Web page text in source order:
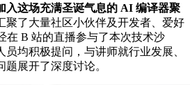
入这场充满圣诞气息的 AI 编译器聚
聚了大量社区小伙伴及开发者、爱好
在 B 站的直播参与了本次技术沙
均积极提问，与讲师就行业发展、
展开了深度讨论。